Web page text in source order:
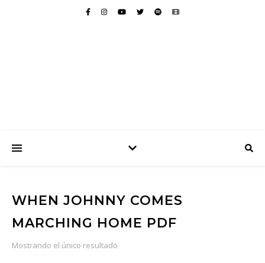
WHEN JOHNNY COMES
MARCHING HOME PDF
Mostrando el único resultado